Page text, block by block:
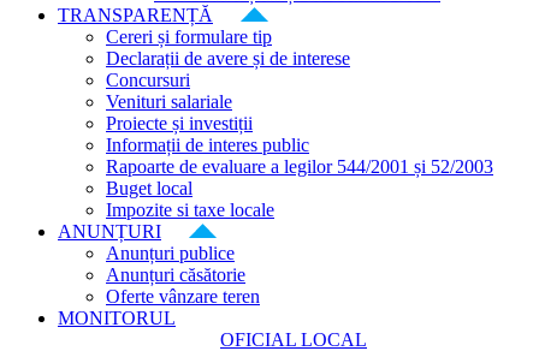
TRANSPARENȚĂ
Cereri și formulare tip
Declarații de avere și de interese
Concursuri
Venituri salariale
Proiecte și investiții
Informații de interes public
Rapoarte de evaluare a legilor 544/2001 și 52/2003
Buget local
Impozite si taxe locale
ANUNȚURI
Anunțuri publice
Anunțuri căsătorie
Oferte vânzare teren
MONITORUL
OFICIAL LOCAL